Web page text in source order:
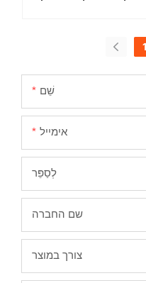
1
שֵׁם
אימייל
לְסַפֵּר
שם החברה
צורך במוצר